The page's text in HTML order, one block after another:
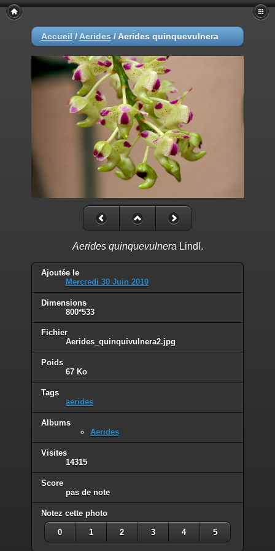
Accueil / Aerides / Aerides quinquevulnera
Aerides quinquevulnera Lindl.
Ajoutée le
Mercredi 30 Juin 2010
Dimensions
800*533
Fichier
Aerides_quinquivulnera2.jpg
Poids
67 Ko
Tags
aerides
Albums
Aerides
Visites
14315
Score
pas de note
Notez cette photo
0 1 2 3 4 5